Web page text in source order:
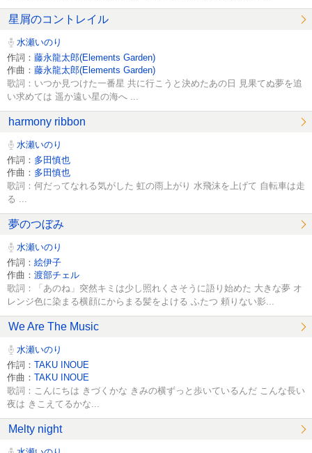
星屑のコントレイル
水瀬いのり
作詞： 藤永龍太郎(Elements Garden)
作曲： 藤永龍太郎(Elements Garden)
歌詞：いつか見つけた一番星 共に行こうと決めたあの日 見果てぬ夢を追
い求めては 遥か遠い星の海へ ...
harmony ribbon
水瀬いのり
作詞： 多田慎也
作曲： 多田慎也
歌詞：何だってなれる気がした 虹の雨上がり 水飛沫を上げて 自転車は走
る ...
夢のつぼみ
水瀬いのり
作詞： 絵伊子
作曲： 渡部チェル
歌詞：「あのね」突然キミは少し照れくさそうに語り始めた 大きな夢 オ
レンジ色に染まる横顔にからまる髪をよける ふたつ 頼りない影...
We Are The Music
水瀬いのり
作詞： TAKU INOUE
作曲： TAKU INOUE
歌詞：こんにちは きづくかな きみの横ずっと歩いているんだ こんな長い
夜は きこえてるかな...
Melty night